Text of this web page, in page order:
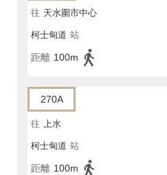
往 天水圍市中心
柯士甸道 站
距離 100m
270A
往 上水
柯士甸道 站
距離 100m